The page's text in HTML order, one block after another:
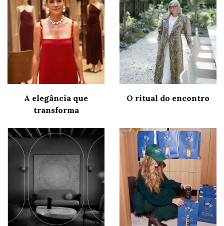
A elegância que
transforma
O ritual do encontro